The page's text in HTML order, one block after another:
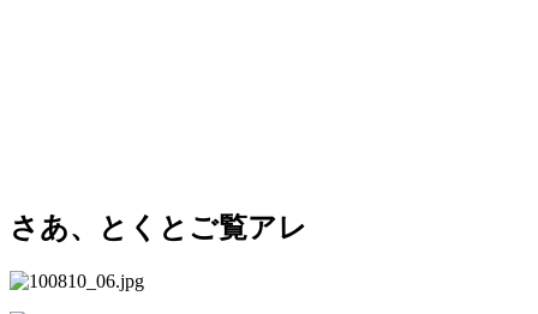
さあ、とくとご覧アレ